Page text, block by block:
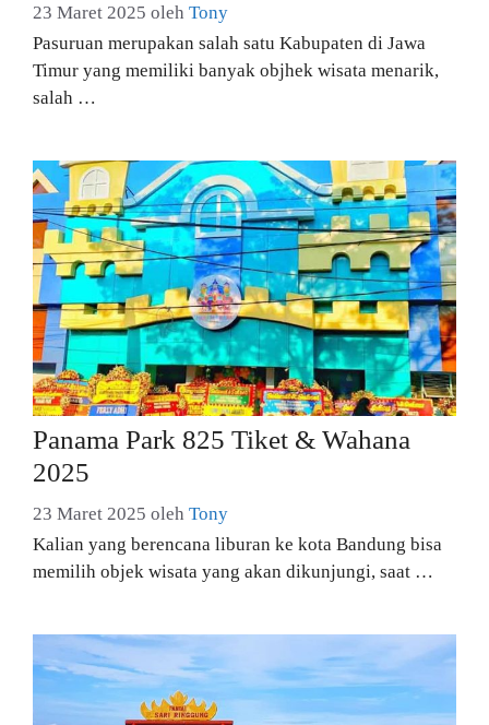
23 Maret 2025 oleh Tony
Pasuruan merupakan salah satu Kabupaten di Jawa
Timur yang memiliki banyak objhek wisata menarik,
salah …
Panama Park 825 Tiket & Wahana
2025
23 Maret 2025 oleh Tony
Kalian yang berencana liburan ke kota Bandung bisa
memilih objek wisata yang akan dikunjungi, saat …